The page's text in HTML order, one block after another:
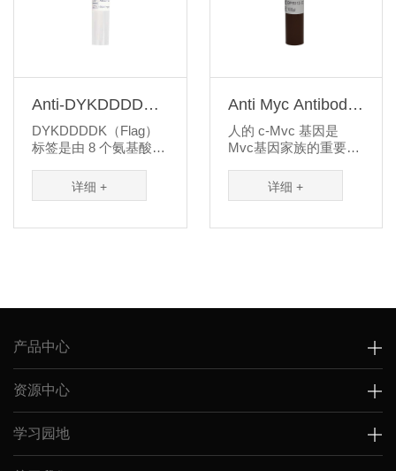
Anti-DYKDDDDK
Antibody
DYKDDDDK（Flag）
标签是由 8 个氨基酸组
不会占据其他表位与结
合域，因...
详细 +
Anti Myc Antibody-
HRP
人的 c-Mvc 基因是
Mvc基因家族的重要成
发生发展有关,Mvc是一
个比较大...
详细 +
产品中心
资源中心
学习园地